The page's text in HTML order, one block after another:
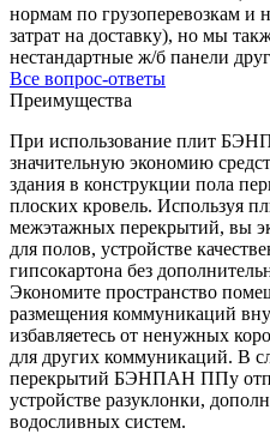
нормам по грузоперевозкам и
затрат на доставку), но мы
нестандартные ж/б панели
Все вопрос-ответы
Преимущества
При использование плит
значительную экономию
здания в конструкции пола
плоских кровель. Используя
межэтажных перекрытий, вы
для полов, устройстве
гипсокартона без
Экономите пространство
размещения коммуникаций
избавляетесь от ненужных
для других коммуникаций. В
перекрытий БЭНПАН ППу
устройстве разуклонки,
водосливных систем.